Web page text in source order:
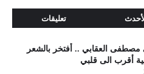
تعليقات
مصطفى العقابي .. أفتخر بالشعر
أقرب الى قلبي